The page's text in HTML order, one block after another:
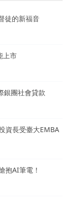
徒的新福音
上市
銀團社會貸款
資長受臺大EMBA
抱AI筆電！